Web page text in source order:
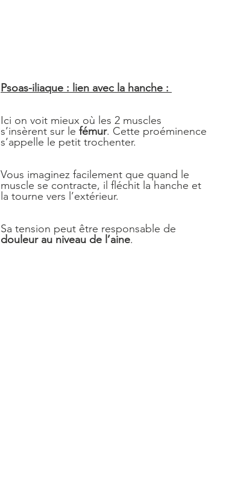
Psoas-iliaque : lien avec la hanche :
Ici on voit mieux où les 2 muscles
s’insèrent sur le fémur. Cette proéminence
s’appelle le petit trochenter.
Vous imaginez facilement que quand le
muscle se contracte, il fléchit la hanche et
la tourne vers l’extérieur.
Sa tension peut être responsable de
douleur au niveau de l’aine.